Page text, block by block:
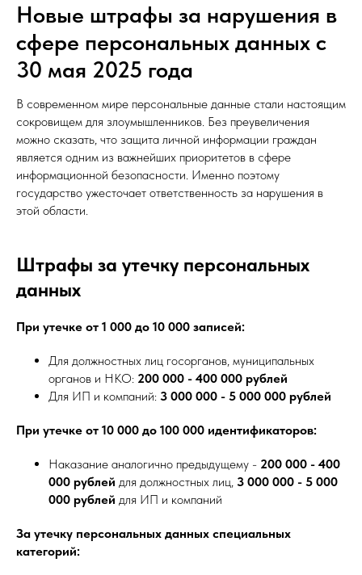
Новые штрафы за нарушения в
сфере персональных данных с
30 мая 2025 года
В современном мире персональные данные стали настоящим
сокровищем для злоумышленников. Без преувеличения
можно сказать, что защита личной информации граждан
является одним из важнейших приоритетов в сфере
информационной безопасности. Именно поэтому
государство ужесточает ответственность за нарушения в
этой области.
Штрафы за утечку персональных
данных
При утечке от 1 000 до 10 000 записей:
Для должностных лиц госорганов, муниципальных
органов и НКО: 200 000 - 400 000 рублей
Для ИП и компаний: 3 000 000 - 5 000 000 рублей
При утечке от 10 000 до 100 000 идентификаторов:
Наказание аналогично предыдущему - 200 000 - 400
000 рублей для должностных лиц, 3 000 000 - 5 000
000 рублей для ИП и компаний
За утечку персональных данных специальных
категорий: